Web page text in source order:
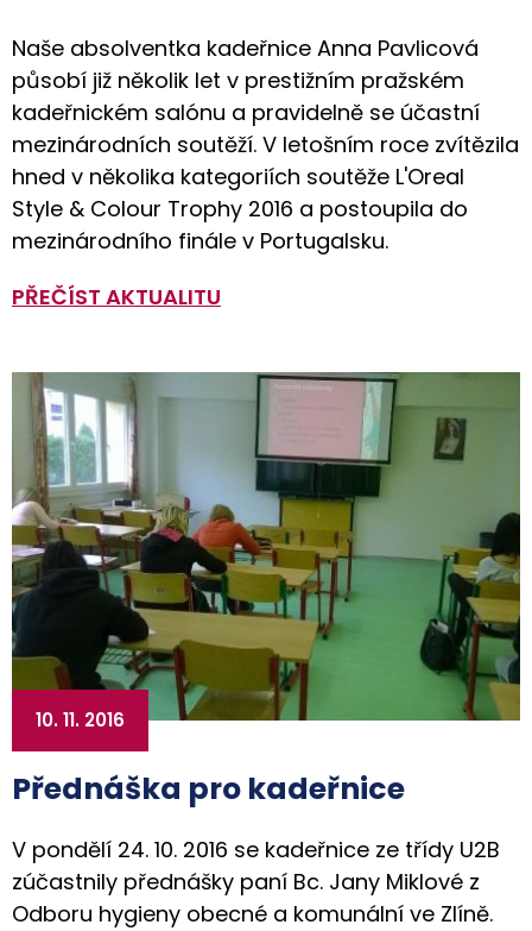
Naše absolventka kadeřnice Anna Pavlicová
působí již několik let v prestižním pražském
kadeřnickém salónu a pravidelně se účastní
mezinárodních soutěží. V letošním roce zvítězila
hned v několika kategoriích soutěže L'Oreal
Style & Colour Trophy 2016 a postoupila do
mezinárodního finále v Portugalsku.
PŘEČÍST AKTUALITU
Přednáška pro kadeřnice
10. 11. 2016
V pondělí 24. 10. 2016 se kadeřnice ze třídy U2B
zúčastnily přednášky paní Bc. Jany Miklové z
Odboru hygieny obecné a komunální ve Zlíně.